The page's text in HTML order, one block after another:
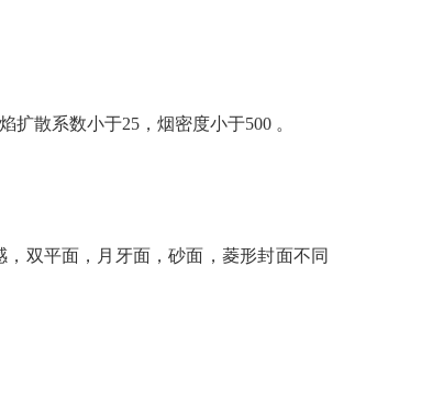
散系数小于25，烟密度小于500 。
双平面，月牙面，砂面，菱形封面不同